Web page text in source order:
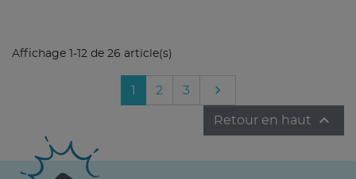
Affichage 1-12 de 26 article(s)
1 2 3 Suivant

Retour en haut 